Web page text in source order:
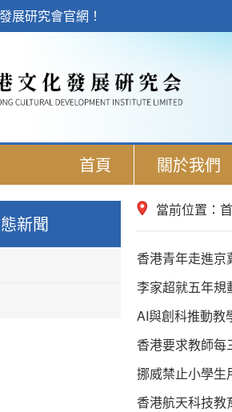
展研究會官網！
首頁 關於我們
新聞
當前位置：
香港青年走進京
李家超就五年規
AI與創科推動教
香港要求教師每
挪威禁止小學生
香港航天科技教